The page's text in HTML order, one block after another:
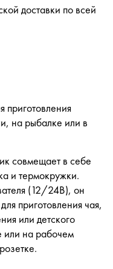
доставки по всей
приготовления
на рыбалке или в
совмещает в себе
и термокружки.
(12/24В), он
приготовления чая,
или детского
или на рабочем